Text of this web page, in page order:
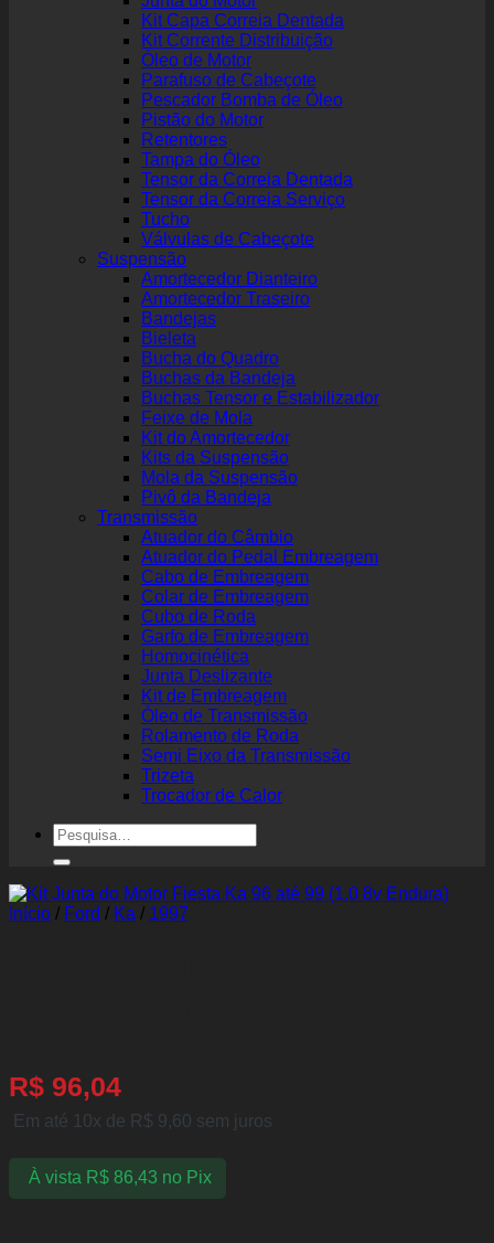
Kit Capa Correia Dentada
Kit Corrente Distribuição
Óleo de Motor
Parafuso de Cabeçote
Pescador Bomba de Óleo
Pistão do Motor
Retentores
Tampa do Óleo
Tensor da Correia Dentada
Tensor da Correia Serviço
Tucho
Válvulas de Cabeçote
Suspensão
Amortecedor Dianteiro
Amortecedor Traseiro
Bandejas
Bieleta
Bucha do Quadro
Buchas da Bandeja
Buchas Tensor e Estabilizador
Feixe de Mola
Kit do Amortecedor
Kits da Suspensão
Mola da Suspensão
Pivô da Bandeja
Transmissão
Atuador do Câmbio
Atuador do Pedal Embreagem
Cabo de Embreagem
Colar de Embreagem
Cubo de Roda
Garfo de Embreagem
Homocinética
Junta Deslizante
Kit de Embreagem
Óleo de Transmissão
Rolamento de Roda
Semi Eixo da Transmissão
Trizeta
Trocador de Calor
Pesquisar
por:
Início / Ford / Ka / 1997
R$ 96,04
Em até 10x de R$ 9,60 sem juros
À vista R$86,43 no Pix